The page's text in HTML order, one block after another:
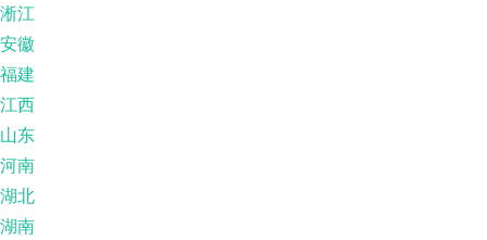
淅江
安徽
福建
江西
山东
河南
湖北
湖南